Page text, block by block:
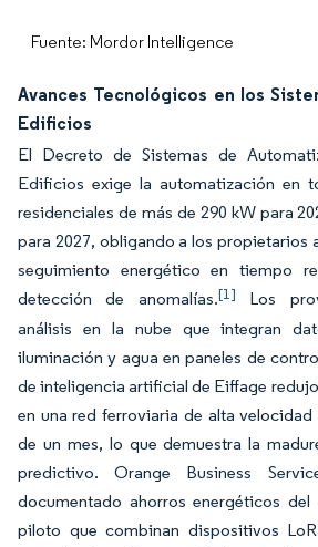
Fuente: Mordor Intelligence
Avances Tecnológicos en los
Edificios
El Decreto de Sistemas de
Edificios exige la automatización en
residenciales de más de 290 kW para
para 2027, obligando a los propietarios
seguimiento energético en tiempo
detección de anomalías.[1]
Los
análisis en la nube que integran
iluminación y agua en paneles de
de inteligencia artificial de Eiffage
en una red ferroviaria de alta velocidad
de un mes, lo que demuestra la
predictivo. Orange Business
documentado ahorros energéticos del
piloto que combinan dispositivos